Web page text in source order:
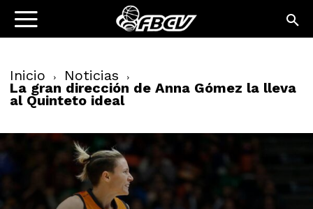
Inicio Noticias
La gran dirección de Anna Gómez la lleva
al Quinteto ideal